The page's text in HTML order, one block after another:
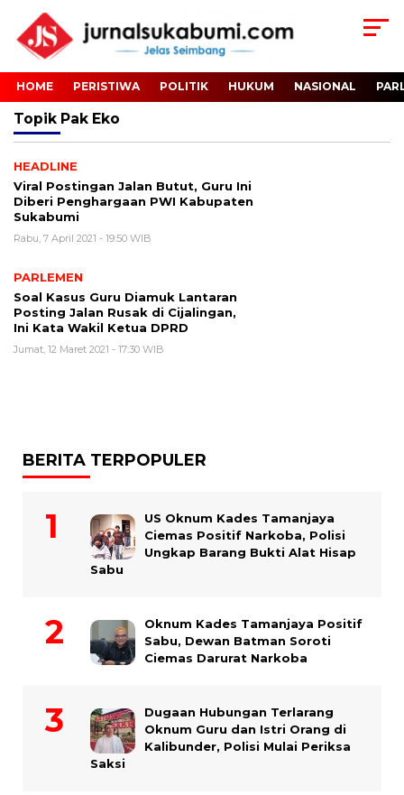
HOME PERISTIWA POLITIK HUKUM NASIONAL
Topik Pak Eko
HEADLINE
Viral Postingan Jalan Butut, Guru Ini
Diberi Penghargaan PWI Kabupaten
Sukabumi
Rabu, 7 April 2021 - 19:50 WIB
PARLEMEN
Soal Kasus Guru Diamuk Lantaran
Posting Jalan Rusak di Cijalingan,
Ini Kata Wakil Ketua DPRD
Jumat, 12 Maret 2021 - 17:30 WIB
BERITA TERPOPULER
US Oknum Kades Tamanjaya
Ciemas Positif Narkoba, Polisi
Ungkap Barang Bukti Alat Hisap
Sabu
Oknum Kades Tamanjaya Positif
Sabu, Dewan Batman Soroti
Ciemas Darurat Narkoba
Dugaan Hubungan Terlarang
Oknum Guru dan Istri Orang di
Kalibunder, Polisi Mulai Periksa
Saksi